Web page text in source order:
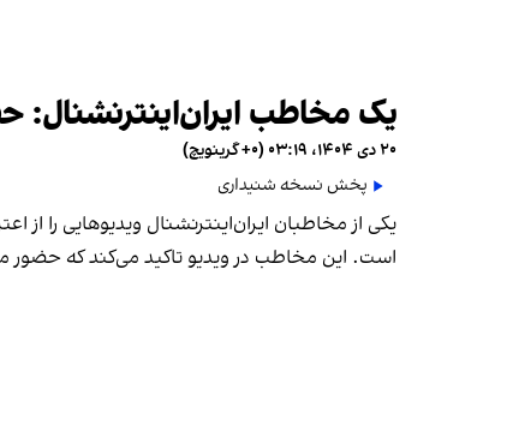
یک مخاطب
۲۰ دی ۱۴۰۴، ۰۳:۱۹ (‎+۰ گرینویچ)
پخش نسخه شنیداری
است. این مخاطب در ویدیو تاکید می‌کند که